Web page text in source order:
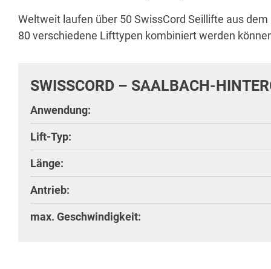
Weltweit laufen über 50 SwissCord Seillifte aus
80 verschiedene Lifttypen kombiniert werden
SWISSCORD – SAALBACH-
Anwendung:
Lift-Typ:
Länge:
Antrieb:
max. Geschwindigkeit: